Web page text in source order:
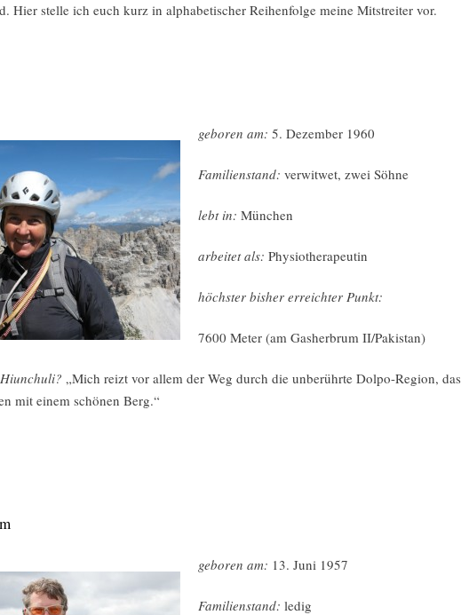
Hier stelle ich euch kurz in alphabetischer Reihenfolge meine Mitstreiter vor.
geboren am: 5. Dezember 1960
Familienstand: verwitwet, zwei Söhne
lebt in: München
arbeitet als: Physiotherapeutin
höchster bisher erreichter Punkt:
7600 Meter (am Gasherbrum II/Pakistan)
„Mich reizt vor allem der Weg durch die unberührte Dolpo-Region, das
mit einem schönen Berg.“
geboren am: 13. Juni 1957
Familienstand: ledig